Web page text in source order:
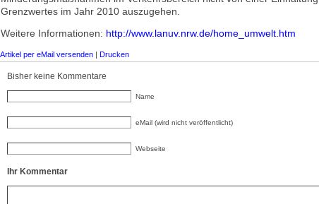
Grenzwertes im Jahr 2010 auszugehen.
Weitere Informationen: http://www.lanuv.nrw.de/home_umwelt.htm
Artikel per eMail versenden | Drucken
Bisher keine Kommentare
Name
eMail (wird nicht veröffentlicht)
Webseite
Ihr Kommentar